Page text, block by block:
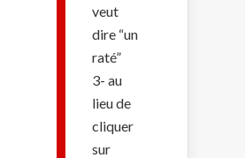
veut
dire “un
raté”
3- au
lieu de
cliquer
sur